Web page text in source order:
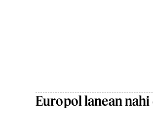
Europol lanean nahi